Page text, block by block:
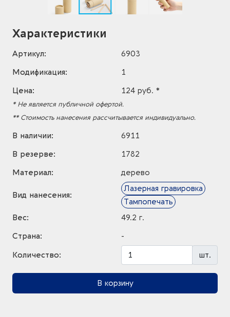
Характеристики
Артикул:
6903
Модификация:
1
Цена:
124 руб. *
* Не является публичной офертой.
** Стоимость нанесения рассчитывается индивидуально.
В наличии:
6911
В резерве:
1782
Материал:
дерево
Вид нанесения:
Лазерная гравировка
Тампопечать
Вес:
49.2 г.
Страна:
-
Количество: шт.
В корзину